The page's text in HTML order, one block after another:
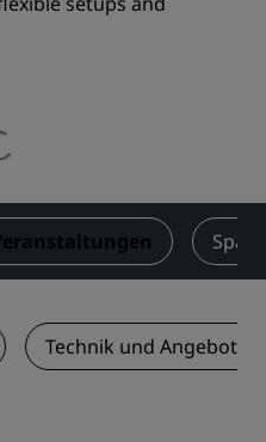
Spa
Technik und